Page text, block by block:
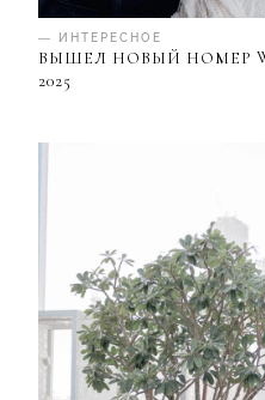
— ИНТЕРЕСНОЕ
ВЫШЕЛ НОВЫЙ НОМЕР
2025